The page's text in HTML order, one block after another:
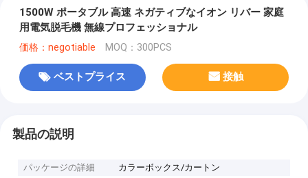
1500W ポータブル 高速 ネガティブなイオン リバー 家庭
用電気脱毛機 無線プロフェッショナル
価格：negotiable MOQ：300PCS
ベストプライス 接触
製品の説明
パッケージの詳細
カラーボックス/カートン